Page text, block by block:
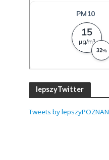
lepszyTwitter
Tweets by lepszyPOZNAN